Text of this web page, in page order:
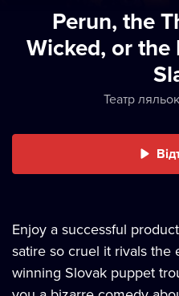
Perun, the
Wicked, or
Театр
Enjoy a successful
satire so cruel it rivals the
winning Slovak puppet